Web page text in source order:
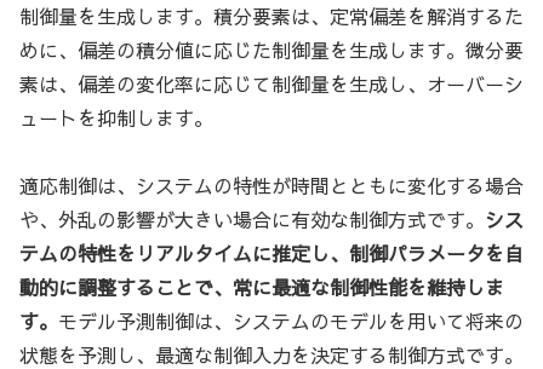
制御量を生成します。積分要素は、定常偏差を解消するた
めに、偏差の積分値に応じた制御量を生成します。微分要
素は、偏差の変化率に応じて制御量を生成し、オーバーシ
ュートを抑制します。
適応制御は、システムの特性が時間とともに変化する場合
や、外乱の影響が大きい場合に有効な制御方式です。 シス
テムの特性をリアルタイムに推定し、制御パラメータを自
動的に調整することで、常に最適な制御性能を維持しま
す。 モデル予測制御は、システムのモデルを用いて将来の
状態を予測し、最適な制御入力を決定する制御方式です。